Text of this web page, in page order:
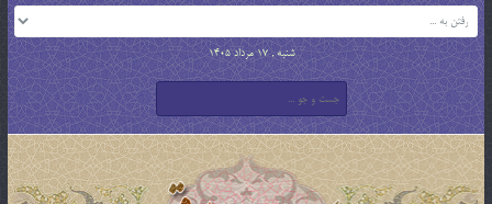
شنبه , 17 مرداد 1405